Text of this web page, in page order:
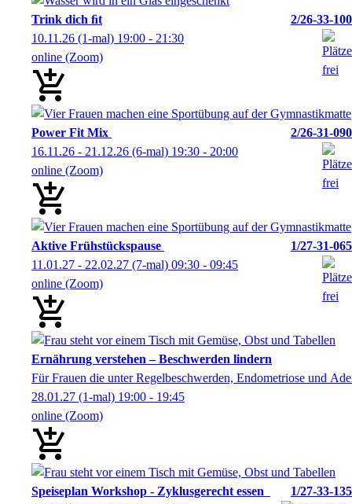
Trink dich ﬁt
2/26-33-100
10.11.26 (1-mal) 19:00 - 21:30
online (Zoom)
Power Fit Mix
2/26-31-090
16.11.26 - 21.12.26 (6-mal) 19:30 - 20:00
online (Zoom)
Aktive Frühstückspause
1/27-31-065
11.01.27 - 22.02.27 (7-mal) 09:30 - 09:45
online (Zoom)
Ernährung verstehen – Beschwerden lindern
Für Frauen die unter Regelbeschwerden, Endometriose und
28.01.27 (1-mal) 19:00 - 19:45
online (Zoom)
Speiseplan Workshop - Zyklusgerecht essen
1/27-33-135